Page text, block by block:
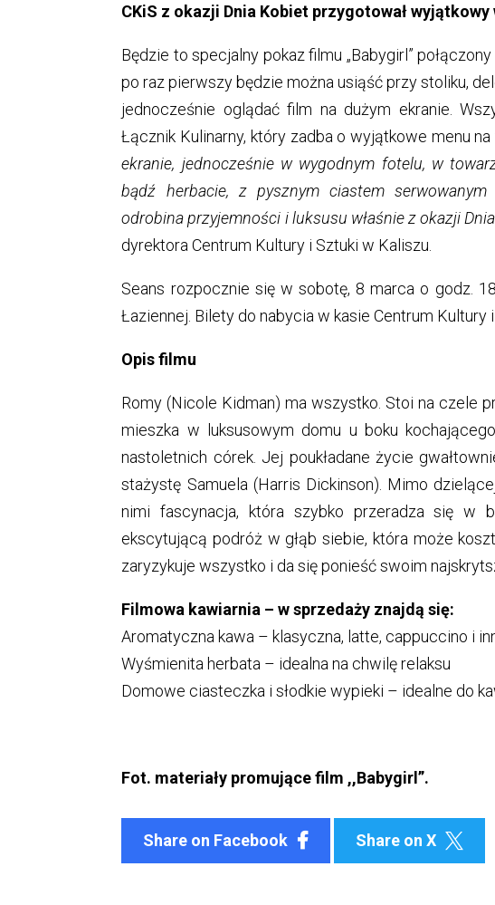
CKiS z okazji Dnia Kobiet przygotował wyjątkowy
Będzie to specjalny pokaz filmu „Babygirl”
po raz pierwszy będzie można usiąść przy stoliku,
jednocześnie oglądać film na dużym ekranie.
Łącznik Kulinarny, który zadba o wyjątkowe menu
ekranie, jednocześnie w wygodnym fotelu, w
bądź herbacie, z pysznym ciastem
odrobina przyjemności i luksusu właśnie z okazji
dyrektora Centrum Kultury i Sztuki w Kaliszu.
Seans rozpocznie się w sobotę, 8 marca o godz.
Łaziennej. Bilety do nabycia w kasie Centrum Kultury
Opis filmu
Romy (Nicole Kidman) ma wszystko. Stoi na czele
mieszka w luksusowym domu u boku
nastoletnich córek. Jej poukładane życie
stażystę Samuela (Harris Dickinson). Mimo
nimi fascynacja, która szybko przeradza się w
ekscytującą podróż w głąb siebie, która może
zaryzykuje wszystko i da się ponieść swoim
Filmowa kawiarnia – w sprzedaży znajdą się:
Aromatyczna kawa – klasyczna, latte, cappuccino i
Wyśmienita herbata – idealna na chwilę relaksu
Domowe ciasteczka i słodkie wypieki – idealne do
Fot. materiały promujące film ,,Babygirl”.
Share on Facebook Share on X 